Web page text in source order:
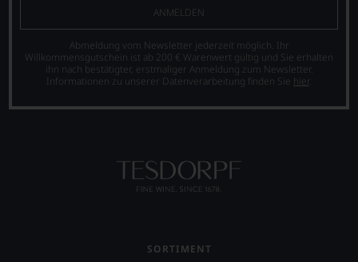
ANMELDEN
Abmeldung vom Newsletter jederzeit möglich. Ihr
Willkommensgutschein ist ab 200 € Warenwert gültig und Sie erhalten
ihn nach bestätigter, erstmaliger Anmeldung zum Newsletter.
Informationen zu unserer Datenverarbeitung finden Sie hier.
SORTIMENT